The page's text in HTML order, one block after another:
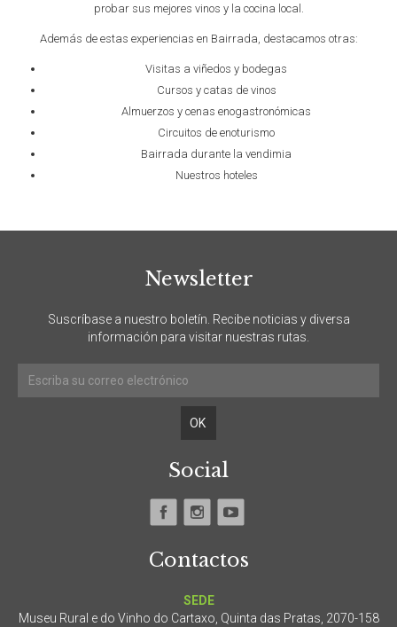
probar sus mejores vinos y la cocina local.
Además de estas experiencias en Bairrada, destacamos otras:
Visitas a viñedos y bodegas
Cursos y catas de vinos
Almuerzos y cenas enogastronómicas
Circuitos de enoturismo
Bairrada durante la vendimia
Nuestros hoteles
Newsletter
Suscríbase a nuestro boletín. Recibe noticias y diversa
información para visitar nuestras rutas.
Social
Contactos
SEDE
Museu Rural e do Vinho do Cartaxo, Quinta das Pratas, 2070-158